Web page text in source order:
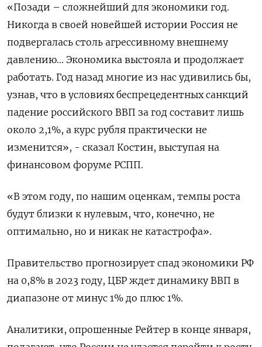
«Позади – сложнейший для экономики год.
Никогда в своей новейшей истории Россия не
подвергалась столь агрессивному внешнему
давлению... Экономика выстояла и продолжает
работать. Год назад многие из нас удивились бы,
узнав, что в условиях беспрецедентных санкций
падение российского ВВП за год составит лишь
около 2,1%, а курс рубля практически не
изменится», - сказал Костин, выступая на
финансовом форуме РСПП.
«В этом году, по нашим оценкам, темпы роста
будут близки к нулевым, что, конечно, не
оптимально, но и никак не катастрофа».
Правительство прогнозирует спад экономики РФ
на 0,8% в 2023 году, ЦБР ждет динамику ВВП в
диапазоне от минус 1% до плюс 1%.
Аналитики, опрошенные Рейтер в конце января,